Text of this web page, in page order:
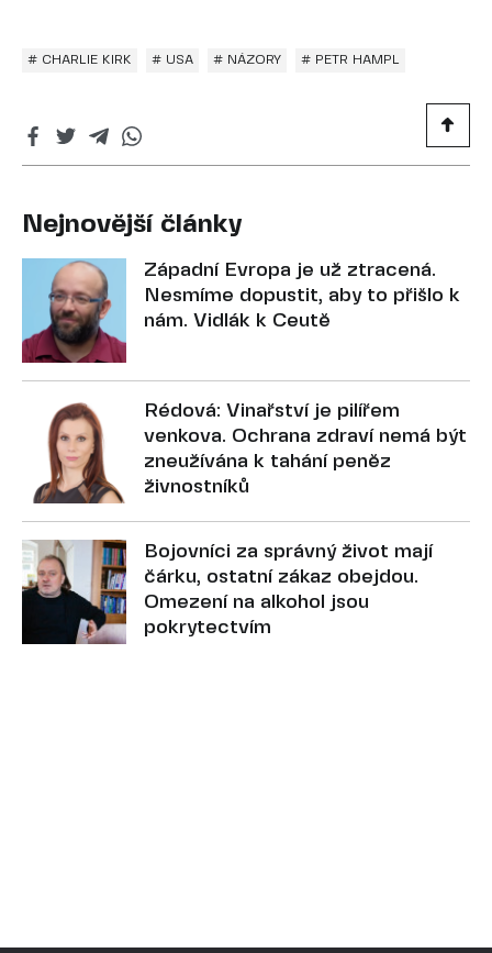
# CHARLIE KIRK # USA # NÁZORY # PETR HAMPL
Nejnovější články
Západní Evropa je už ztracená.
Nesmíme dopustit, aby to přišlo k
nám. Vidlák k Ceutě
Rédová: Vinařství je pilířem
venkova. Ochrana zdraví nemá být
zneužívána k tahání peněz
živnostníků
Bojovníci za správný život mají
čárku, ostatní zákaz obejdou.
Omezení na alkohol jsou
pokrytectvím